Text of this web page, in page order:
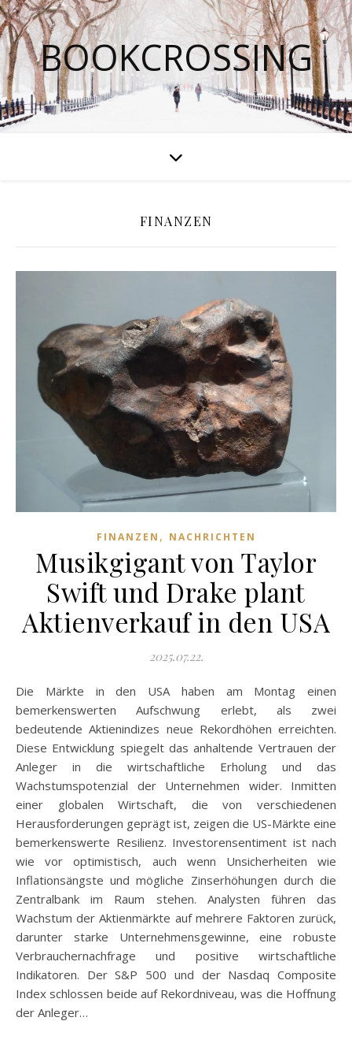
BOOKCROSSING
FINANZEN
FINANZEN , NACHRICHTEN
Musikgigant von Taylor
Swift und Drake plant
Aktienverkauf in den USA
2025.07.22.
Die Märkte in den USA haben am Montag einen
bemerkenswerten Aufschwung erlebt, als zwei
bedeutende Aktienindizes neue Rekordhöhen erreichten.
Diese Entwicklung spiegelt das anhaltende Vertrauen der
Anleger in die wirtschaftliche Erholung und das
Wachstumspotenzial der Unternehmen wider. Inmitten
einer globalen Wirtschaft, die von verschiedenen
Herausforderungen geprägt ist, zeigen die US-Märkte eine
bemerkenswerte Resilienz. Investorensentiment ist nach
wie vor optimistisch, auch wenn Unsicherheiten wie
Inflationsängste und mögliche Zinserhöhungen durch die
Zentralbank im Raum stehen. Analysten führen das
Wachstum der Aktienmärkte auf mehrere Faktoren zurück,
darunter starke Unternehmensgewinne, eine robuste
Verbrauchernachfrage und positive wirtschaftliche
Indikatoren. Der S&P 500 und der Nasdaq Composite
Index schlossen beide auf Rekordniveau, was die Hoffnung
der Anleger…